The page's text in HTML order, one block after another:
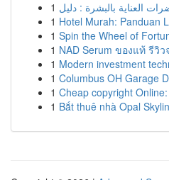
1
1 Hotel Murah: Panduan
1 Spin the Wheel of
1 NAD Serum ของแท้ รีวิว
1 Modern investment
1 Columbus OH Garage
1 Cheap copyright
1 Bắt thuê nhà Opal